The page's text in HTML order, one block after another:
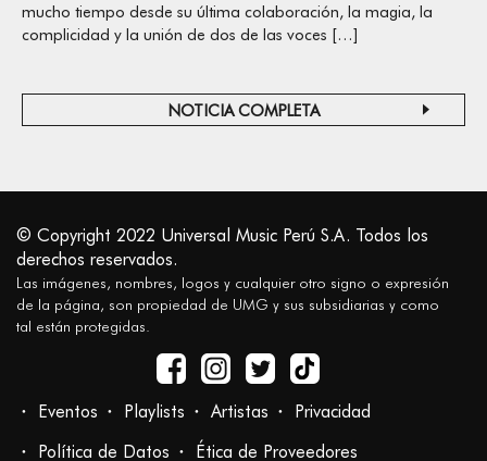
mucho tiempo desde su última colaboración, la magia, la
complicidad y la unión de dos de las voces […]
NOTICIA COMPLETA
© Copyright 2022 Universal Music Perú S.A. Todos los
derechos reservados.
Las imágenes, nombres, logos y cualquier otro signo o expresión
de la página, son propiedad de UMG y sus subsidiarias y como
tal están protegidas.
Eventos Playlists Artistas
Privacidad
Política de Datos
Ética de Proveedores